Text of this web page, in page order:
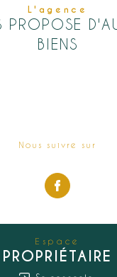
L'agence
PROPOSE
BIENS
Nous suivre sur
Espace
PROPRIÉTAIRE